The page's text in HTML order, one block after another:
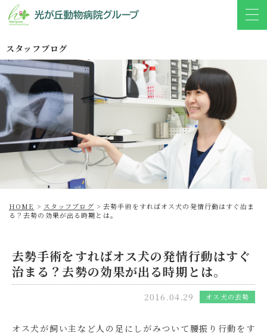
スタッフブログ
HOME > スタッフブログ >去勢手術をすればオス犬の発情行動はすぐ治ま
る？去勢の効果が出る時期とは。
去勢手術をすればオス犬の発情行動はすぐ
治まる？去勢の効果が出る時期とは。
2016.04.29 オス犬の去勢
オス犬が飼い主など人の足にしがみついて腰振り行動をす